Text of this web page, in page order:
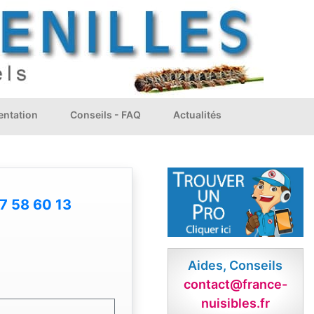
Conseils - FAQ Actualités
58 60 13
Aides, Conseils
contact@france-
nuisibles.fr